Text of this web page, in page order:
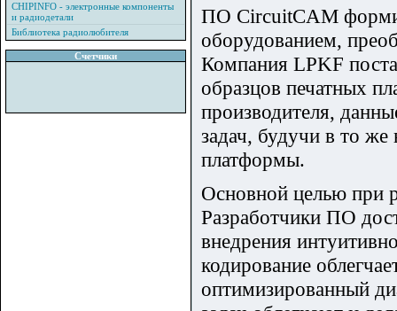
CHIPINFO - электронные компоненты
и радиодетали
Библиотека радиолюбителя
Счетчики
ПО CircuitCAM
оборудованием,
Компания LPKF
образцов печатных
производителя,
задач, будучи в то
платформы.
Основной целью при
Разработчики ПО
внедрения
кодирование
оптимизированный